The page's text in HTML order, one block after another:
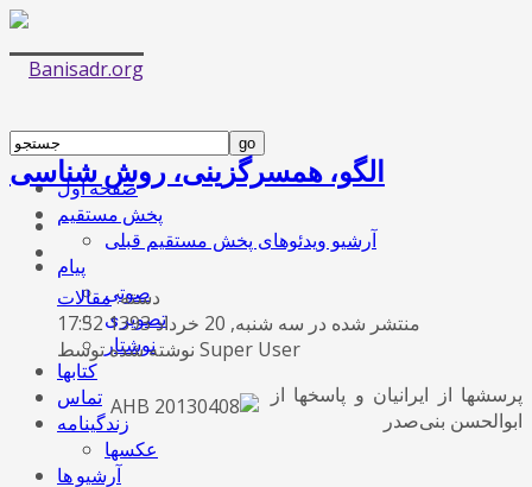
صفحه اول
پخش مستقیم
آرشیو ویدئوهای پخش مستقیم قبلی
پیام
صوتی
تصویری
نوشتار
کتابها
تماس
زندگینامه
عکسها
آرشیو ها
الگو، همسرگزینی، روش شناسی
دسته:مقالات
منتشر شده در سه شنبه, 20 خرداد 1393 17:52
نوشته شده توسط Super User
پرسشها از ایرانیان و پاسخها از
ابوالحسن بنی‌صدر